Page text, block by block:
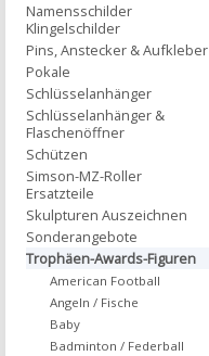
Namensschilder
Klingelschilder
Pins, Anstecker & Aufkleber
Pokale
Schlüsselanhänger
Schlüsselanhänger &
Flaschenöffner
Schützen
Simson-MZ-Roller
Ersatzteile
Skulpturen Auszeichnen
Sonderangebote
Trophäen-Awards-Figuren
American Football
Angeln / Fische
Baby
Badminton / Federball